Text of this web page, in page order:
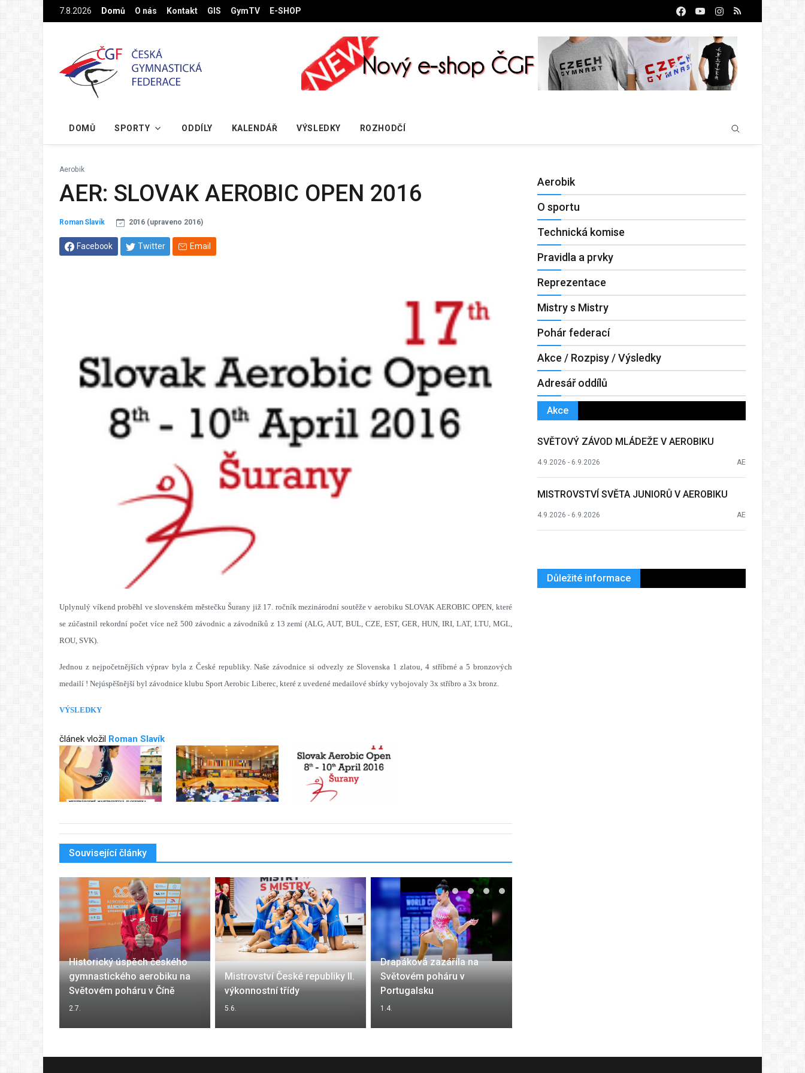
Na hlavní obsah7.8.2026 Domů O nás Kontakt GIS GymTV E-SHOP
DOMŮ SPORTY ODDÍLY KALENDÁŘ VÝSLEDKY ROZHODČÍ
Aerobik
AER: SLOVAK AEROBIC OPEN 2016
Roman Slavík 2016 (upraveno 2016)
Facebook Twitter Email
Uplynulý víkend proběhl ve slovenském městečku Šurany již 17. ročník mezinárodní soutěže v aerobiku SLOVAK AEROBIC OPEN, které
se zúčastnil rekordní počet více než 500 závodnic a závodníků z 13 zemí (ALG, AUT, BUL, CZE, EST, GER, HUN, IRI, LAT, LTU, MGL,
ROU, SVK).
Jednou z nejpočetnějších výprav byla z České republiky. Naše závodnice si odvezly ze Slovenska 1 zlatou, 4 stříbrné a 5 bronzových
medailí ! Nejúspěšnější byl závodnice klubu Sport Aerobic Liberec, které z uvedené medailové sbírky vybojovaly 3x stříbro a 3x bronz.
VÝSLEDKY
článek vložil Roman Slavík
Související články
Historický úspěch českého
gymnastického aerobiku na
Světovém poháru v Číně
2.7.
Mistrovství České republiky II.
výkonnostní třídy
5.6.
Drapáková zazářila na
Světovém poháru v
Portugalsku
1.4.
Aerobik
O sportu
Technická komise
Pravidla a prvky
Reprezentace
Mistry s Mistry
Pohár federací
Akce / Rozpisy / Výsledky
Adresář oddílů
Akce
SVĚTOVÝ ZÁVOD MLÁDEŽE V AEROBIKU
4.9.2026 - 6.9.2026 AE
MISTROVSTVÍ SVĚTA JUNIORŮ V AEROBIKU
4.9.2026 - 6.9.2026 AE
Důležité informace